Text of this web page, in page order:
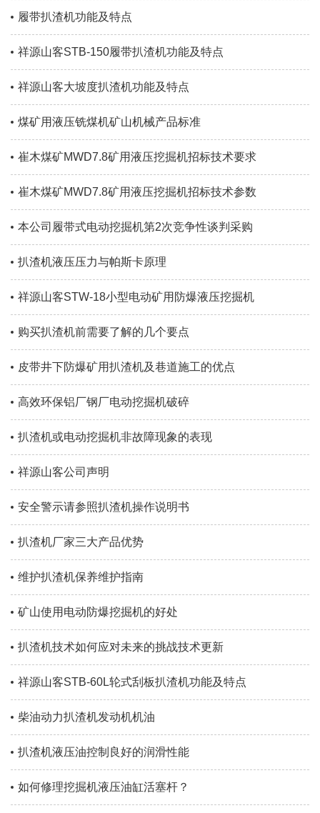
履带扒渣机功能及特点
祥源山客STB-150履带扒渣机功能及特点
祥源山客大坡度扒渣机功能及特点
煤矿用液压铣煤机矿山机械产品标准
崔木煤矿MWD7.8矿用液压挖掘机招标技术要求
崔木煤矿MWD7.8矿用液压挖掘机招标技术参数
本公司履带式电动挖掘机第2次竞争性谈判采购
扒渣机液压压力与帕斯卡原理
祥源山客STW-18小型电动矿用防爆液压挖掘机
购买扒渣机前需要了解的几个要点
皮带井下防爆矿用扒渣机及巷道施工的优点
高效环保铝厂钢厂电动挖掘机破碎
扒渣机或电动挖掘机非故障现象的表现
祥源山客公司声明
安全警示请参照扒渣机操作说明书
扒渣机厂家三大产品优势
维护扒渣机保养维护指南
矿山使用电动防爆挖掘机的好处
扒渣机技术如何应对未来的挑战技术更新
祥源山客STB-60L轮式刮板扒渣机功能及特点
柴油动力扒渣机发动机机油
扒渣机液压油控制良好的润滑性能
如何修理挖掘机液压油缸活塞杆？